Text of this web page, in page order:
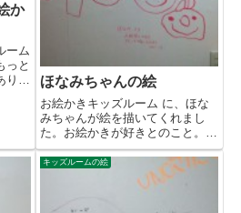
か
ーム
っと
が
ほなみちゃんの絵
お絵かきキッズルーム に、ほな
みちゃんが絵を描いてくれまし
た。お絵かきが好きとのこと。楽
しんで描いてくれたようです。ス
キ...
キッズルームの絵